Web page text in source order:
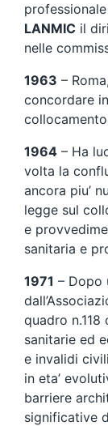
LANMIC il
nelle
1963 –
concordare
1964 – Ha
volta la
ancora piu’
legge sul
e
sanitaria e
1971 – Dopo
quadro
sanitarie ed
e invalidi
in eta’
barriere
significative